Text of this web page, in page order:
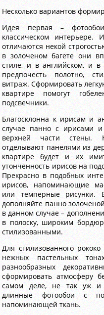
Несколько вариантов
Идея первая –
классическом интерьере.
отличаются некой
в золоченом багете они
стиле, и в английском, и
предпочесть полотно,
витраж. Сформировать
квартире помогут
подсвечники.
Благосклонна к ирисам и
случае панно с ирисами
верхней части стены.
отделывают панелями из
квартире будет и их
утонченность ирисов на
Прекрасно в подобных
ирисов, напоминающие
или темперные рисунки.
дополняйте панно
в данном случае –
в полоску, широким
стилизованными.
Для стилизованного
нежных пастельных
разнообразных
сформировать атмосферу
самом деле, не так уж и
длинные фотообои с
напоминающей ткань.